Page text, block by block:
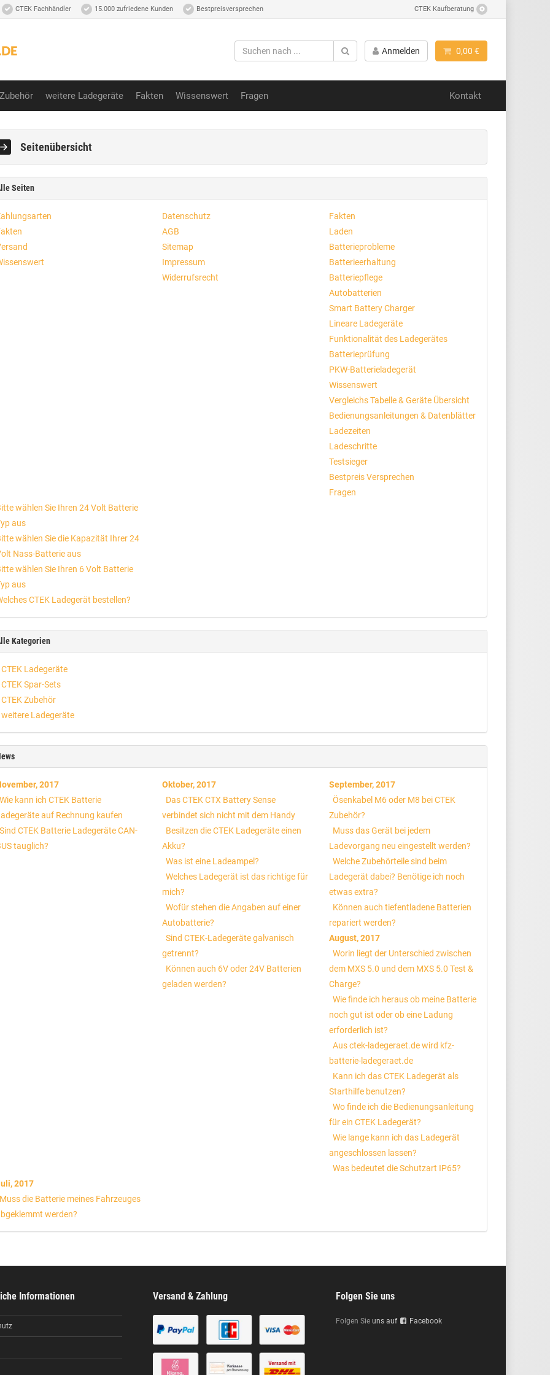
CTEK Fachhändler 15.000 zufriedene Kunden Bestpreisversprechen CTEK Kaufberatung
Anmelden 0,00 €
weitere Ladegeräte Fakten Wissenswert Fragen Kontakt
Seitenübersicht
Seiten
Datenschutz
AGB
Sitemap
Impressum
Widerrufsrecht
Fakten
Laden
Batterieprobleme
Batterieerhaltung
Batteriepflege
Autobatterien
Smart Battery Charger
Lineare Ladegeräte
Funktionalität des Ladegerätes
Batterieprüfung
PKW-Batterieladegerät
Wissenswert
Vergleichs Tabelle & Geräte Übersicht
Bedienungsanleitungen & Datenblätter
Ladezeiten
Ladeschritte
Testsieger
Bestpreis Versprechen
Fragen
wählen Sie Ihren 24 Volt Batterie
aus
wählen Sie die Kapazität Ihrer 24
Nass-Batterie aus
wählen Sie Ihren 6 Volt Batterie
aus
CTEK Ladegerät bestellen?
Kategorien
Ladegeräte
Spar-Sets
Zubehör
Ladegeräte
2017
kann ich CTEK Batterie
auf Rechnung kaufen
CTEK Batterie Ladegeräte CAN-
tauglich?
Oktober, 2017
Das CTEK CTX Battery Sense
verbindet sich nicht mit dem Handy
Besitzen die CTEK Ladegeräte einen
Akku?
Was ist eine Ladeampel?
Welches Ladegerät ist das richtige für
mich?
Wofür stehen die Angaben auf einer
Autobatterie?
Sind CTEK-Ladegeräte galvanisch
getrennt?
Können auch 6V oder 24V Batterien
geladen werden?
September, 2017
Ösenkabel M6 oder M8 bei CTEK
Zubehör?
Muss das Gerät bei jedem
Ladevorgang neu eingestellt werden?
Welche Zubehörteile sind beim
Ladegerät dabei? Benötige ich noch
etwas extra?
Können auch tiefentladene Batterien
repariert werden?
August, 2017
Worin liegt der Unterschied zwischen
dem MXS 5.0 und dem MXS 5.0 Test &
Charge?
Wie finde ich heraus ob meine Batterie
noch gut ist oder ob eine Ladung
erforderlich ist?
Aus ctek-ladegeraet.de wird kfz-
batterie-ladegeraet.de
Kann ich das CTEK Ladegerät als
Starthilfe benutzen?
Wo finde ich die Bedienungsanleitung
für ein CTEK Ladegerät?
Wie lange kann ich das Ladegerät
angeschlossen lassen?
Was bedeutet die Schutzart IP65?
2017
die Batterie meines Fahrzeuges
werden?
Informationen Versand & Zahlung Folgen Sie uns
Folgen Sie uns auf Facebook